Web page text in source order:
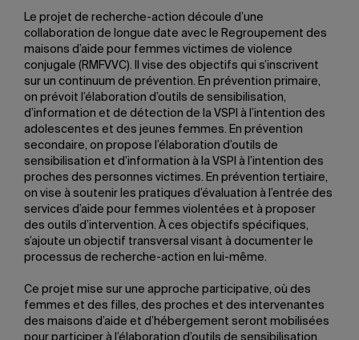
Le projet de recherche-action découle d’une
collaboration de longue date avec le Regroupement des
maisons d’aide pour femmes victimes de violence
conjugale (RMFVVC). Il vise des objectifs qui s’inscrivent
sur un continuum de prévention. En prévention primaire,
on prévoit l’élaboration d’outils de sensibilisation,
d’information et de détection de la VSPI à l’intention des
adolescentes et des jeunes femmes. En prévention
secondaire, on propose l’élaboration d’outils de
sensibilisation et d’information à la VSPI à l’intention des
proches des personnes victimes. En prévention tertiaire,
on vise à soutenir les pratiques d’évaluation à l’entrée des
services d’aide pour femmes violentées et à proposer
des outils d’intervention. À ces objectifs spécifiques,
s’ajoute un objectif transversal visant à documenter le
processus de recherche-action en lui-même.
Ce projet mise sur une approche participative, où des
femmes et des filles, des proches et des intervenantes
des maisons d’aide et d’hébergement seront mobilisées
pour participer à l’élaboration d’outils de sensibilisation,